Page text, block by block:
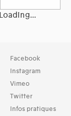
Collection
TOUT (408)
Bibliothèque (408)
Langues
Catalan (1)
Facebook
Instagram
Vimeo
Twitter
Infos pratiques